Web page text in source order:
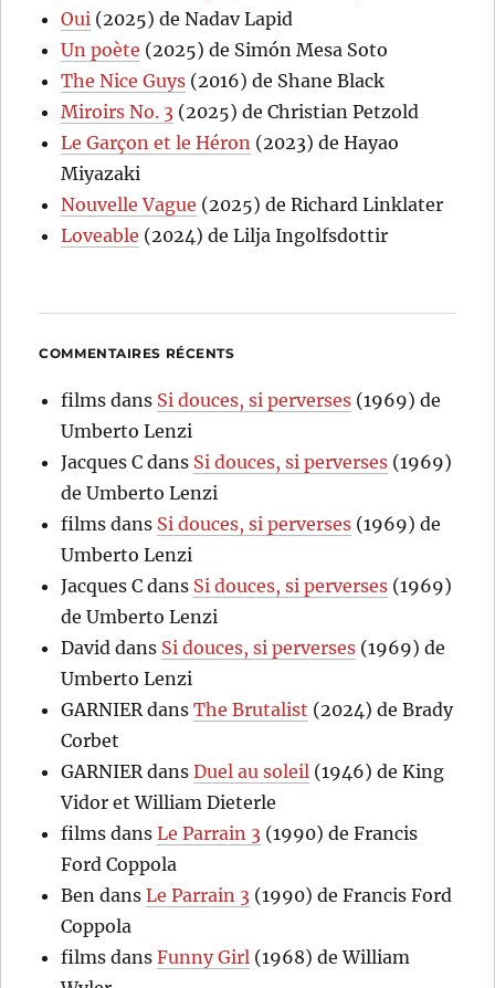
Oui (2025) de Nadav Lapid
Un poète (2025) de Simón Mesa Soto
The Nice Guys (2016) de Shane Black
Miroirs No. 3 (2025) de Christian Petzold
Le Garçon et le Héron (2023) de Hayao
Miyazaki
Nouvelle Vague (2025) de Richard Linklater
Loveable (2024) de Lilja Ingolfsdottir
COMMENTAIRES RÉCENTS
films dans Si douces, si perverses (1969) de
Umberto Lenzi
Jacques C dans Si douces, si perverses (1969)
de Umberto Lenzi
films dans Si douces, si perverses (1969) de
Umberto Lenzi
Jacques C dans Si douces, si perverses (1969)
de Umberto Lenzi
David dans Si douces, si perverses (1969) de
Umberto Lenzi
GARNIER dansThe Brutalist (2024) de Brady
Corbet
GARNIER dansDuel au soleil (1946) de King
Vidor et William Dieterle
films dansLe Parrain 3 (1990) de Francis
Ford Coppola
Ben dansLe Parrain 3 (1990) de Francis Ford
Coppola
films dansFunny Girl (1968) de William